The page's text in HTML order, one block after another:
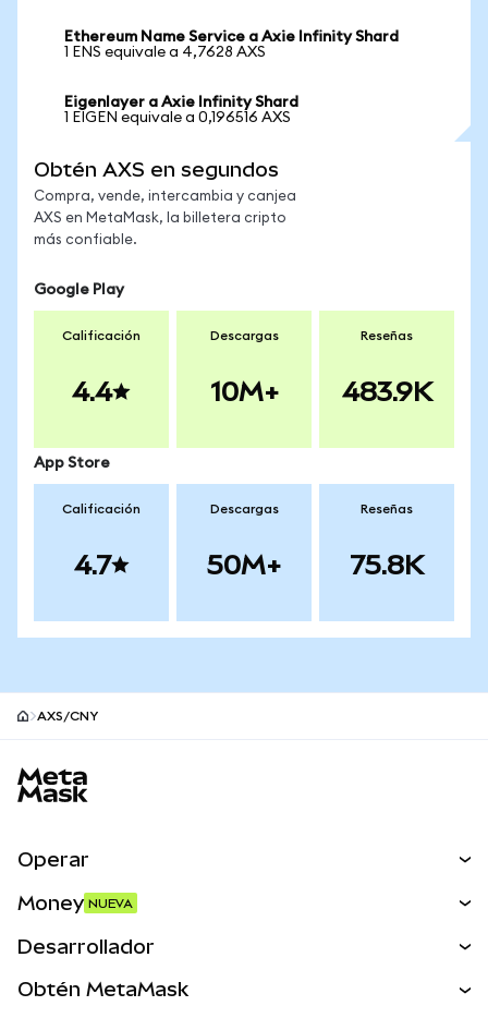
Ethereum Name Service a Axie Infinity Shard
1 ENS equivale a 4,7628 AXS
Eigenlayer a Axie Infinity Shard
1 EIGEN equivale a 0,196516 AXS
Obtén AXS en segundos
Compra, vende, intercambia y canjea
AXS en MetaMask, la billetera cripto
más confiable.
Google Play
Calificación
4.4
Descargas
10M+
Reseñas
483.9K
App Store
Calificación
4.7
Descargas
50M+
Reseñas
75.8K
AXS/CNY
Operar
Activos del mundo real
Money NUEVA
Desarrollador
Obtén MetaMask